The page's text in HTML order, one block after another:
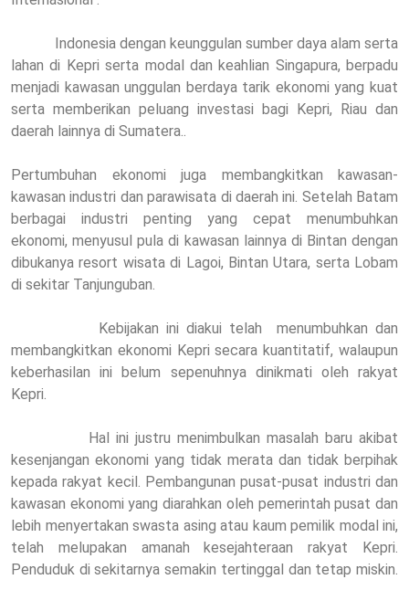
Indonesia dengan keunggulan sumber daya alam serta
lahan di Kepri serta modal dan keahlian Singapura, berpadu
menjadi kawasan unggulan berdaya tarik ekonomi yang kuat
serta memberikan peluang investasi bagi Kepri, Riau dan
daerah lainnya di Sumatera..
Pertumbuhan ekonomi juga membangkitkan kawasan-
kawasan industri dan parawisata di daerah ini. Setelah Batam
berbagai industri penting yang cepat menumbuhkan
ekonomi, menyusul pula di kawasan lainnya di Bintan dengan
dibukanya resort wisata di Lagoi, Bintan Utara, serta Lobam
di sekitar Tanjunguban.
Kebijakan ini diakui telah
menumbuhkan dan
membangkitkan ekonomi Kepri secara kuantitatif, walaupun
keberhasilan ini belum sepenuhnya dinikmati oleh rakyat
Kepri.
Hal ini justru menimbulkan masalah baru akibat
kesenjangan ekonomi yang tidak merata dan tidak berpihak
kepada rakyat kecil. Pembangunan pusat-pusat industri dan
kawasan ekonomi yang diarahkan oleh pemerintah pusat dan
lebih menyertakan swasta asing atau kaum pemilik modal ini,
telah melupakan amanah kesejahteraan rakyat Kepri.
Penduduk di sekitarnya semakin tertinggal dan tetap miskin.